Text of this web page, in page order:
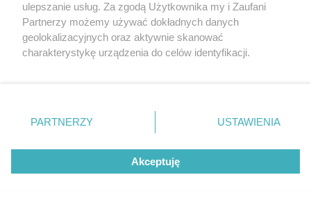
ulepszanie usług. Za zgodą Użytkownika my i Zaufani
Partnerzy możemy używać dokładnych danych
geolokalizacyjnych oraz aktywnie skanować
charakterystykę urządzenia do celów identyfikacji.
zmienić/wycofać klikając przycisk ustawień prywatności
znajdujący się w lewym dolnym rogu strony
rodzaje przetwarzania danych nie wymagają zgody
użytkownika, ale masz prawo sprzeciwić się takiemu
przetwarzaniu. Preferencje będą miały zastosowanie tylko
PARTNERZY USTAWIENIA
Akceptuję